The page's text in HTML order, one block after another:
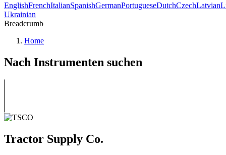
EnglishFrenchItalianSpanishGermanPortugueseDutchCzechLatvian
Ukrainian
Breadcrumb
Home
Nach Instrumenten suchen
Tractor Supply Co.